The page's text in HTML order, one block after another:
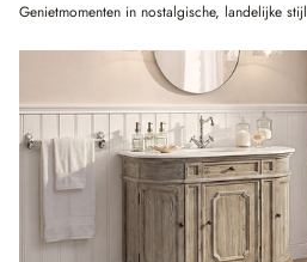
Genietmomenten in nostalgische, landelijke stijl